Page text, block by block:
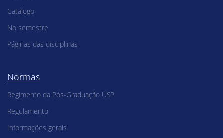
Catálogo
No semestre
Páginas das disciplinas
Normas
Regimento da Pós-Graduação USP
Regulamento
Informações gerais